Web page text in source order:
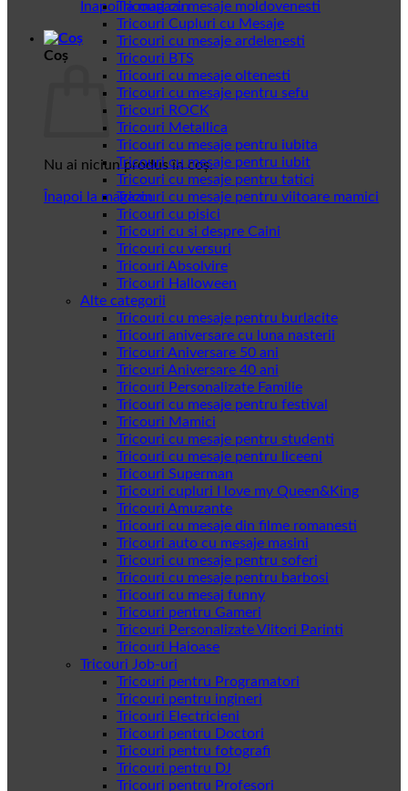
Înapoi la magazin
Coș
Nu ai niciun produs în coș.
Înapoi la magazin
Tricouri cu mesaje moldovenesti
Tricouri Cupluri cu Mesaje
Tricouri cu mesaje ardelenesti
Tricouri BTS
Tricouri cu mesaje oltenesti
Tricouri cu mesaje pentru sefu
Tricouri ROCK
Tricouri Metallica
Tricouri cu mesaje pentru iubita
Tricouri cu mesaje pentru iubit
Tricouri cu mesaje pentru tatici
Tricouri cu mesaje pentru viitoare mamici
Tricouri cu pisici
Tricouri cu si despre Caini
Tricouri cu versuri
Tricouri Absolvire
Tricouri Halloween
Alte categorii
Tricouri cu mesaje pentru burlacite
Tricouri aniversare cu luna nasterii
Tricouri Aniversare 50 ani
Tricouri Aniversare 40 ani
Tricouri Personalizate Familie
Tricouri cu mesaje pentru festival
Tricouri Mamici
Tricouri cu mesaje pentru studenti
Tricouri cu mesaje pentru liceeni
Tricouri Superman
Tricouri cupluri I love my Queen&King
Tricouri Amuzante
Tricouri cu mesaje din filme romanesti
Tricouri auto cu mesaje masini
Tricouri cu mesaje pentru soferi
Tricouri cu mesaje pentru barbosi
Tricouri cu mesaj funny
Tricouri pentru Gameri
Tricouri Personalizate Viitori Parinti
Tricouri Haioase
Tricouri Job-uri
Tricouri pentru Programatori
Tricouri pentru ingineri
Tricouri Electricieni
Tricouri pentru Doctori
Tricouri pentru fotografi
Tricouri pentru DJ
Tricouri pentru Profesori